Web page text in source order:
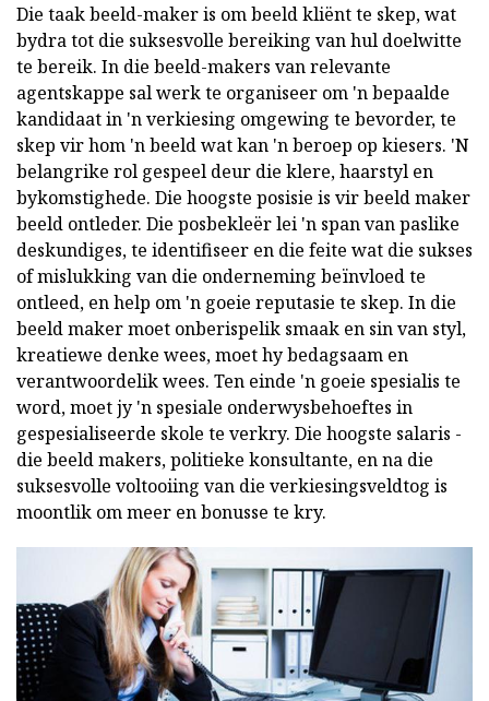
Die taak beeld-maker is om beeld kliënt te skep, wat
bydra tot die suksesvolle bereiking van hul doelwitte
te bereik. In die beeld-makers van relevante
agentskappe sal werk te organiseer om 'n bepaalde
kandidaat in 'n verkiesing omgewing te bevorder, te
skep vir hom 'n beeld wat kan 'n beroep op kiesers. 'N
belangrike rol gespeel deur die klere, haarstyl en
bykomstighede. Die hoogste posisie is vir beeld maker
beeld ontleder. Die posbekleër lei 'n span van paslike
deskundiges, te identifiseer en die feite wat die sukses
of mislukking van die onderneming beïnvloed te
ontleed, en help om 'n goeie reputasie te skep. In die
beeld maker moet onberispelik smaak en sin van styl,
kreatiewe denke wees, moet hy bedagsaam en
verantwoordelik wees. Ten einde 'n goeie spesialis te
word, moet jy 'n spesiale onderwysbehoeftes in
gespesialiseerde skole te verkry. Die hoogste salaris -
die beeld makers, politieke konsultante, en na die
suksesvolle voltooiing van die verkiesingsveldtog is
moontlik om meer en bonusse te kry.